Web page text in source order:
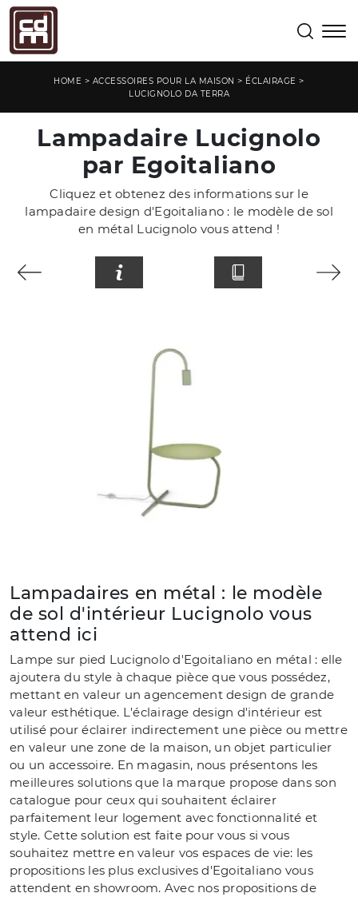
HOME > ACCESSOIRES POUR LA MAISON > ÉCLAIRAGE >
LUCIGNOLO DA TERRA
Lampadaire Lucignolo
par Egoitaliano
Cliquez et obtenez des informations sur le
lampadaire design d'Egoitaliano : le modèle de sol
en métal Lucignolo vous attend !
Lampadaires en métal : le modèle
de sol d'intérieur Lucignolo vous
attend ici
Lampe sur pied Lucignolo d'Egoitaliano en métal : elle
ajoutera du style à chaque pièce que vous possédez,
mettant en valeur un agencement design de grande
valeur esthétique. L'éclairage design d'intérieur est
utilisé pour éclairer indirectement une pièce ou mettre
en valeur une zone de la maison, un objet particulier
ou un accessoire. En magasin, nous présentons les
meilleures solutions que la marque propose dans son
catalogue pour ceux qui souhaitent éclairer
parfaitement leur logement avec fonctionnalité et
style. Cette solution est faite pour vous si vous
souhaitez mettre en valeur vos espaces de vie: les
propositions les plus exclusives d'Egoitaliano vous
attendent en showroom. Avec nos propositions de